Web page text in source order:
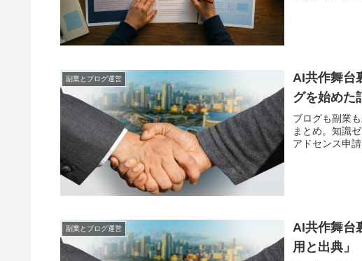
副業とブログ運営
AI共作舞台
グを始めた
ブログも副業
まとめ。知識
アドセンス申
副業とブログ運営
AI共作舞台
用と出典」